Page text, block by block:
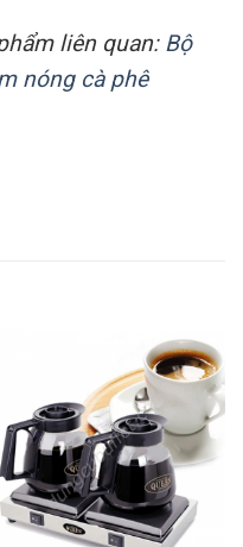
liên quan: Bộ
nóng cà phê